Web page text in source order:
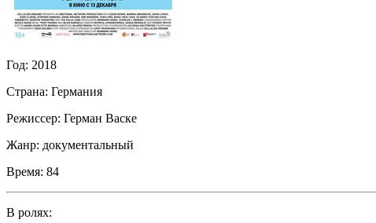
Год: 2018
Страна: Германия
Режиссер: Герман Васке
Жанр: документальный
Время: 84
В ролях: